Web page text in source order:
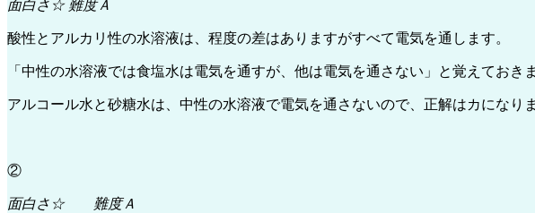
面白さ☆ 難度Ａ
酸性とアルカリ性の水溶液は、程度の差はありますがすべて電気を通します。
「中性の水溶液では食塩水は電気を通すが、他は電気を通さない」と覚えておき
アルコール水と砂糖水は、中性の水溶液で電気を通さないので、正解はカになりま
②
面白さ☆ 難度Ａ